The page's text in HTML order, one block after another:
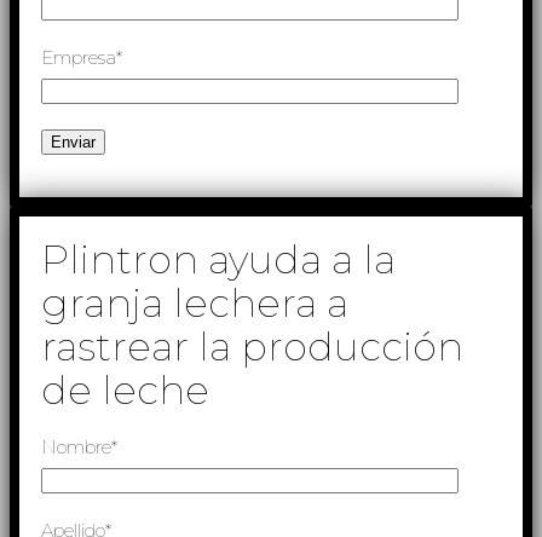
Empresa*
Plintron ayuda a la
granja lechera a
rastrear la producción
de leche
Nombre*
Apellido*